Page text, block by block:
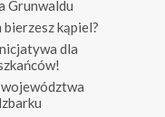
Grunwaldu
bierzesz kąpiel?
dla
województwa